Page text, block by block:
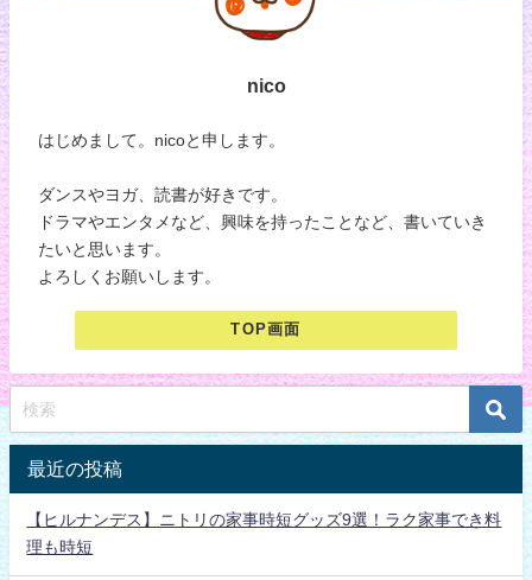
nico
はじめまして。nicoと申します。
ダンスやヨガ、読書が好きです。
ドラマやエンタメなど、興味を持ったことなど、書いていき
たいと思います。
よろしくお願いします。
TOP画面
最近の投稿
【ヒルナンデス】ニトリの家事時短グッズ9選！ラク家事でき料
理も時短